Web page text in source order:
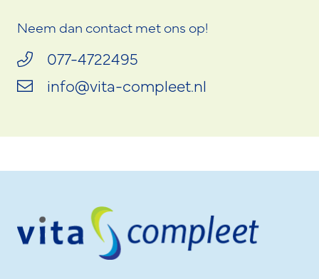
Neem dan contact met ons op!
077-4722495
info@vita-compleet.nl